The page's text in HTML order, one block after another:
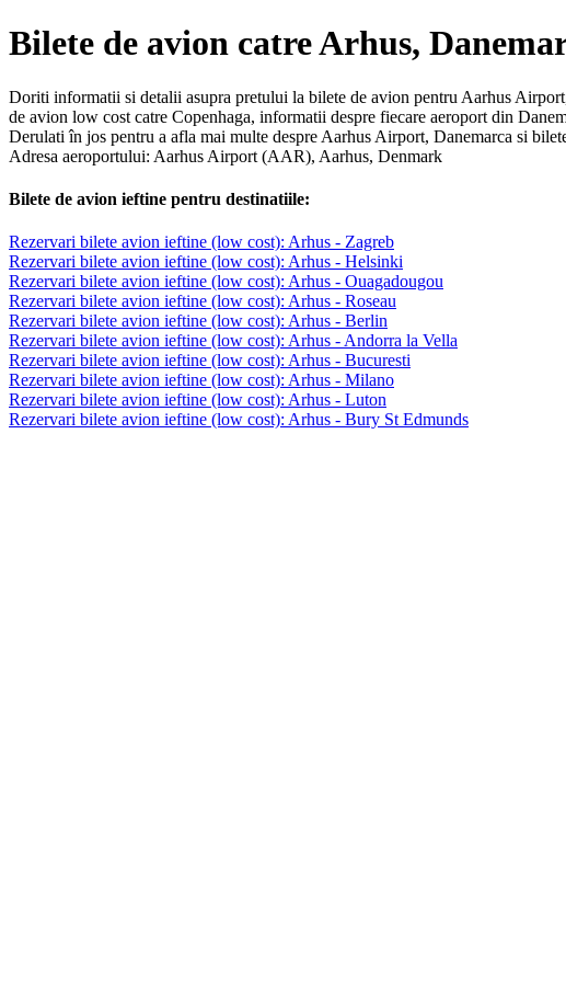
Bilete de avion catre Arhus,
Doriti informatii si detalii asupra pretului la bilete de avion pentru Aarhus
de avion low cost catre Copenhaga, informatii despre fiecare aeroport din
Derulati în jos pentru a afla mai multe despre Aarhus Airport, Danemarca si
Adresa aeroportului: Aarhus Airport (AAR), Aarhus, Denmark
Bilete de avion ieftine pentru destinatiile:
Rezervari bilete avion ieftine (low cost): Arhus - Zagreb
Rezervari bilete avion ieftine (low cost): Arhus - Helsinki
Rezervari bilete avion ieftine (low cost): Arhus - Ouagadougou
Rezervari bilete avion ieftine (low cost): Arhus - Roseau
Rezervari bilete avion ieftine (low cost): Arhus - Berlin
Rezervari bilete avion ieftine (low cost): Arhus - Andorra la Vella
Rezervari bilete avion ieftine (low cost): Arhus - Bucuresti
Rezervari bilete avion ieftine (low cost): Arhus - Milano
Rezervari bilete avion ieftine (low cost): Arhus - Luton
Rezervari bilete avion ieftine (low cost): Arhus - Bury St Edmunds